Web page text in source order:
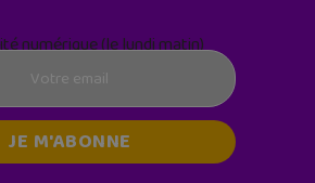
numérique (le lundi matin)